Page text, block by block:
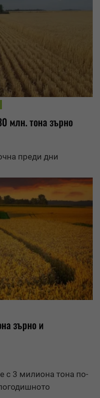
млн. тона зърно
преди дни
зърно и
с 3 милиона тона по-